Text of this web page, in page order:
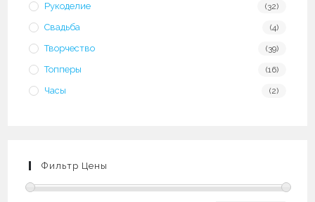
Рукоделие (32)
Свадьба (4)
Творчество (39)
Топперы (16)
Часы (2)
Фильтр Цены